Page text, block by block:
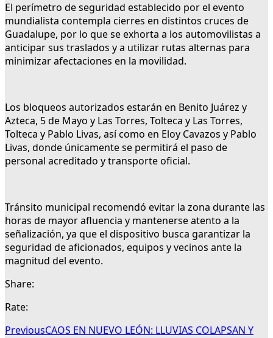
El perímetro de seguridad establecido por el evento
mundialista contempla cierres en distintos cruces de
Guadalupe, por lo que se exhorta a los automovilistas a
anticipar sus traslados y a utilizar rutas alternas para
minimizar afectaciones en la movilidad.
Los bloqueos autorizados estarán en Benito Juárez y
Azteca, 5 de Mayo y Las Torres, Tolteca y Las Torres,
Tolteca y Pablo Livas, así como en Eloy Cavazos y Pablo
Livas, donde únicamente se permitirá el paso de
personal acreditado y transporte oficial.
Tránsito municipal recomendó evitar la zona durante las
horas de mayor afluencia y mantenerse atento a la
señalización, ya que el dispositivo busca garantizar la
seguridad de aficionados, equipos y vecinos ante la
magnitud del evento.
Share:
Rate:
PreviousCAOS EN NUEVO LEÓN: LLUVIAS COLAPSAN Y